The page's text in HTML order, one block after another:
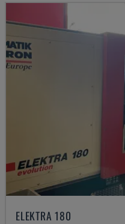
ELEKTRA 180